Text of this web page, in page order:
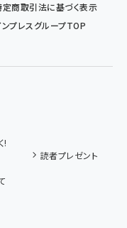
定商取引法に基づく表示
ンプレスグループTOP
!
読者プレゼント